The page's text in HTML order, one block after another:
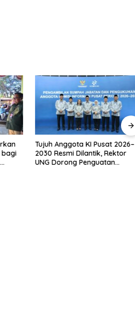
bagi
Tujuh Anggota KI Pusat 2026–
2030 Resmi Dilantik, Rektor
UNG Dorong Penguatan